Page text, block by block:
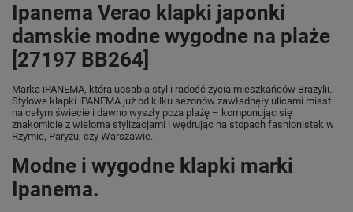
Ipanema Verao klapki japonki
damskie modne wygodne na plaże
[27197 BB264]
Marka iPANEMA, która uosabia styl i radość życia mieszkańców Brazylii.
Stylowe klapki iPANEMA już od kilku sezonów zawładnęły ulicami miast
na całym świecie i dawno wyszły poza plażę – komponując się
znakomicie z wieloma stylizacjami i wędrując na stopach fashionistek w
Rzymie, Paryżu, czy Warszawie.
Modne i wygodne klapki marki
Ipanema.